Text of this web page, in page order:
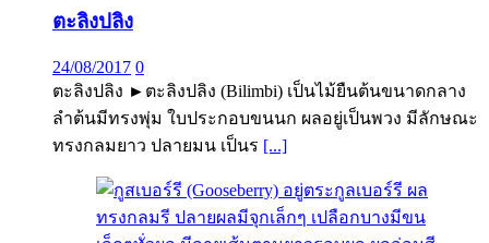
ตะลิงปลิง
24/08/2017 0
ตะลิงปลิง ►ตะลิงปลิง (Bilimbi) เป็นไม้ยืนต้นขนาดกลาง
ลำต้นมีทรงพุ่ม ใบประกอบขนนก ผลอยู่เป็นพวง มีลักษณะ
ทรงกลมยาว ปลายมน เป็นร [...]